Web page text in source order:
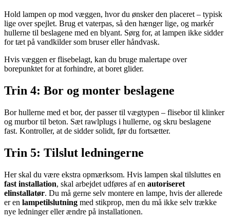
Hold lampen op mod væggen, hvor du ønsker den placeret – typisk
lige over spejlet. Brug et vaterpas, så den hænger lige, og markér
hullerne til beslagene med en blyant. Sørg for, at lampen ikke sidder
for tæt på vandkilder som bruser eller håndvask.
Hvis væggen er flisebelagt, kan du bruge malertape over
borepunktet for at forhindre, at boret glider.
Trin 4: Bor og monter beslagene
Bor hullerne med et bor, der passer til vægtypen – flisebor til klinker
og murbor til beton. Sæt rawlplugs i hullerne, og skru beslagene
fast. Kontroller, at de sidder solidt, før du fortsætter.
Trin 5: Tilslut ledningerne
Her skal du være ekstra opmærksom. Hvis lampen skal tilsluttes en
fast installation, skal arbejdet udføres af en autoriseret
elinstallatør. Du må gerne selv montere en lampe, hvis der allerede
er en lampetilslutning med stikprop, men du må ikke selv trække
nye ledninger eller ændre på installationen.